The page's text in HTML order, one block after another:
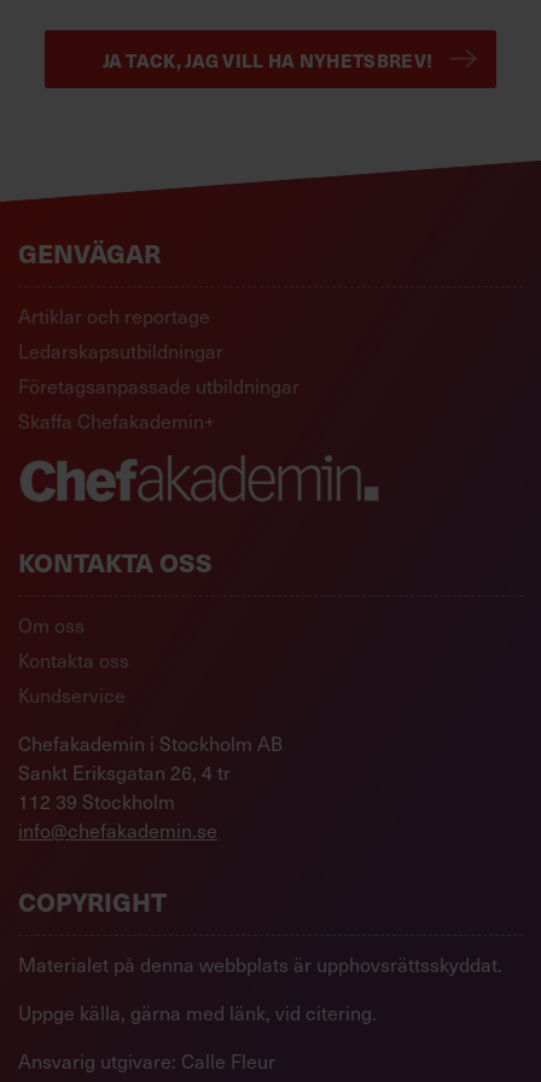
JA TACK, JAG VILL HA NYHETSBREV!
GENVÄGAR
Artiklar och reportage
Ledarskapsutbildningar
Företagsanpassade utbildningar
Skaffa Chefakademin+
KONTAKTA OSS
Om oss
Kontakta oss
Kundservice
Chefakademin i Stockholm AB
Sankt Eriksgatan 26, 4 tr
112 39 Stockholm
info@chefakademin.se
COPYRIGHT
Materialet på denna webbplats är upphovsrättsskyddat.
Uppge källa, gärna med länk, vid citering.
Ansvarig utgivare: Calle Fleur